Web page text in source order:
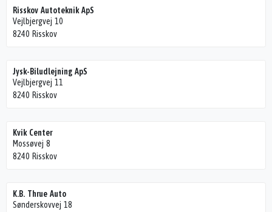
Risskov Autoteknik ApS
Vejlbjergvej 10
8240 Risskov
Jysk-Biludlejning ApS
Vejlbjergvej 11
8240 Risskov
Kvik Center
Mossøvej 8
8240 Risskov
K.B. Thrue Auto
Sønderskovvej 18